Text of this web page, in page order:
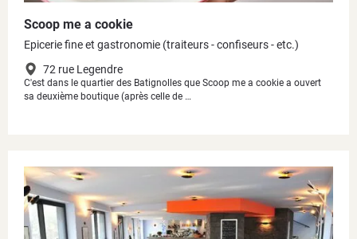
Scoop me a cookie
Epicerie fine et gastronomie (traiteurs - confiseurs - etc.)
72 rue Legendre
C'est dans le quartier des Batignolles que Scoop me a cookie a ouvert
sa deuxième boutique (après celle de …